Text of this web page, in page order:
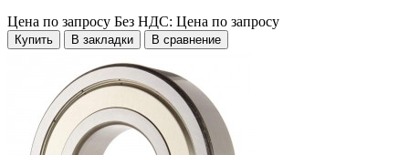
Цена по запросу Без НДС: Цена по запросу
Купить В закладки В сравнение